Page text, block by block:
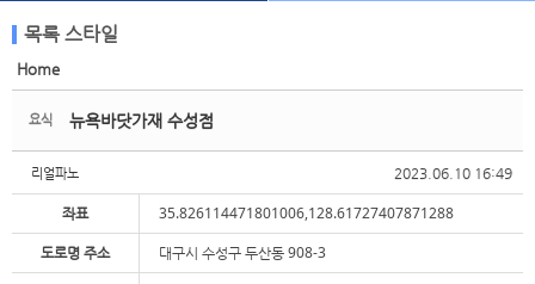
목록 스타일
Home
요식
2023.06.10 16:49
뉴욕바닷가재 수성점
리얼파노
좌표
35.826114471801006,128.61727407871288
도로명 주소
대구시 수성구 두산동 908-3
Sketchbook5, 스케치북5
Sketchbook5, 스케치북5